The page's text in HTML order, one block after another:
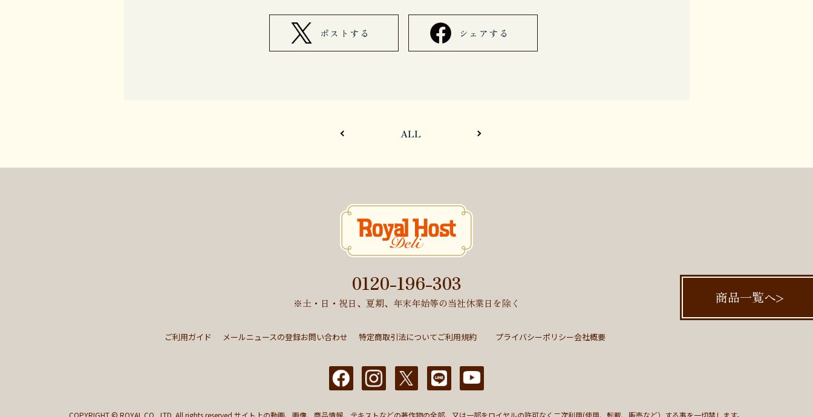
ポストする シェアする
BACKALL NEXT
商品一覧へ
0120-196-303
※土・日・祝日、夏期、年末年始等の当社休業日を除く
ご利用ガイド メールニュースの登録お問い合わせ 特定商取引法についてご利用規約 プライバシーポリシー会社概要